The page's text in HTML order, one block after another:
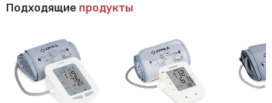
Подходящие продукты